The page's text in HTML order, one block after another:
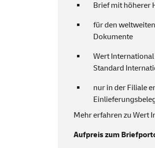
Brief mit höherer
für den
Dokumente
Wert
Standard
nur in der Filiale
Mehr erfahren zu Wert
Aufpreis zum